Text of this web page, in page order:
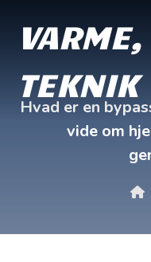
TEKNIK
Hvad er en
vide om